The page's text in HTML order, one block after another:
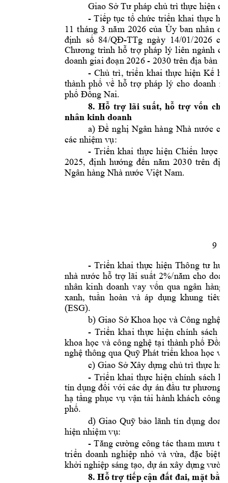
Giao Sở Tư pháp chủ trì thực hiện
- Tiếp tục tổ chức triển khai thực hi
11 tháng 3 năm 2026 của Ủy ban nhân
định  số 84/QĐ-TTg  ngày  14/01/2026
Chương trình hỗ trợ pháp lý liên ngành
doanh giai đoạn 2026 - 2030 trên địa bàn
- Chủ trì, triển khai thực hiện Kế ho
thành phố về hỗ trợ pháp lý cho doanh
phố Đồng Nai.
8. Hỗ trợ lãi suất, hỗ trợ vốn cho
nhân kinh doanh
a) Đề nghị Ngân hàng Nhà nước
các nhiệm vụ:
- Triển khai thực hiện Chiến lược
2025, định hướng đến năm 2030 trên địa
Ngân hàng Nhà nước Việt Nam.
9
- Triển khai thực hiện Thông tư
nhà nước hỗ trợ lãi suất 2%/năm cho do
nhân kinh doanh vay vốn qua ngân hàng
xanh, tuần hoàn và áp dụng khung tiêu
(ESG).
b) Giao Sở Khoa học và Công nghệ
- Triển khai thực hiện chính sách
khoa học và công nghệ tại thành phố
nghệ thông qua Quỹ Phát triển khoa học
c) Giao Sở Xây dựng chủ trì thực
- Triển khai thực hiện chính sách
tín dụng đối với các dự án đầu tư phương
hạ tầng phục vụ vận tải hành khách công
phố.
d) Giao Quỹ bảo lãnh tín dụng
hiện nhiệm vụ:
- Tăng cường công tác tham mưu
triển doanh nghiệp nhỏ và vừa, đặc biệt
khởi nghiệp sáng tạo, dự án xây dựng
8. Hỗ trợ tiếp cận đất đai, mặt bằn